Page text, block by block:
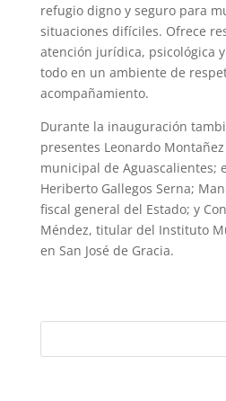
refugio digno y seguro para
situaciones difíciles. Ofrece
atención jurídica, psicológica
todo en un ambiente de
acompañamiento.
Durante la inauguración
presentes Leonardo
municipal de Aguascalientes;
Heriberto Gallegos Serna;
fiscal general del Estado; y
Méndez, titular del Instituto
en San José de Gracia.